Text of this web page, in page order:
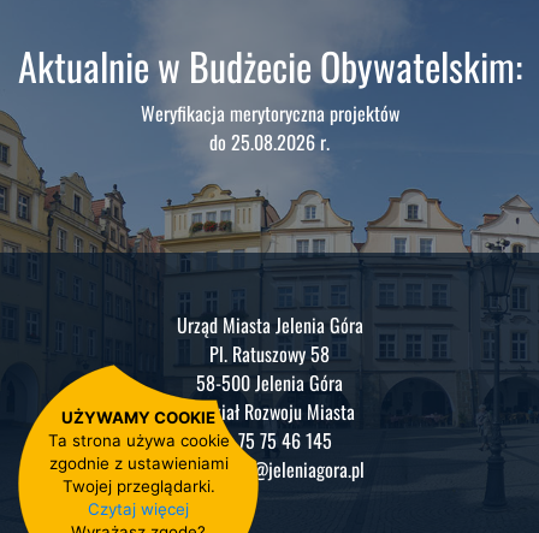
Aktualnie w Budżecie Obywatelskim:
Weryfikacja merytoryczna projektów
do 25.08.2026 r.
Urząd Miasta Jelenia Góra
Pl. Ratuszowy 58
58-500 Jelenia Góra
Wydział Rozwoju Miasta
tel.: 75 75 46 145
e-mail: jbo@jeleniagora.pl
UŻYWAMY COOKIE
Ta strona używa cookie
zgodnie z ustawieniami
Twojej przeglądarki.
Czytaj więcej